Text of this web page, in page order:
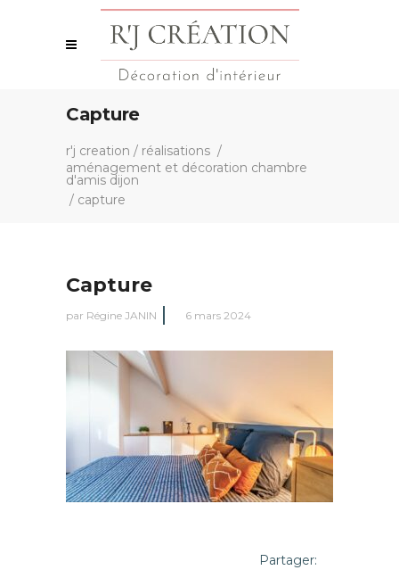
Capture
r'j creation / réalisations /
aménagement et décoration chambre
d'amis dijon
/ capture
Capture
par Régine JANIN 6 mars 2024
Partager: